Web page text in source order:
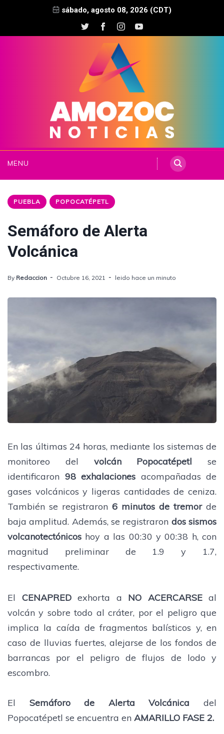
sábado, agosto 08, 2026 (CDT)
MENU
PUEBLA POPOCATÉPETL
Semáforo de Alerta
Volcánica
By Redaccion Octubre 16, 2021 leido hace un minuto
En las últimas 24 horas, mediante los sistemas de
monitoreo del volcán Popocatépetl se
identificaron 98 exhalaciones acompañadas de
gases volcánicos y ligeras cantidades de ceniza.
También se registraron 6 minutos de tremorde
baja amplitud. Además, se registraron dos sismos
volcanotectónicos hoy a las 00:30 y 00:38 h, con
magnitud preliminar de 1.9 y 1.7,
respectivamente.
El CENAPREDexhorta a NO ACERCARSEal
volcán y sobre todo al cráter, por el peligro que
implica la caída de fragmentos balísticos y, en
caso de lluvias fuertes, alejarse de los fondos de
barrancas por el peligro de flujos de lodo y
escombro.
El Semáforo de Alerta Volcánica del
Popocatépetl se encuentra en AMARILLO FASE 2.